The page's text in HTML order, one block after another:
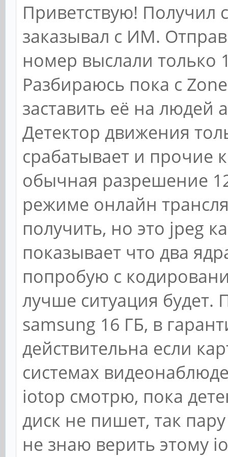
Приветствую! Получил
заказывал с ИМ.
номер выслали только
Разбираюсь пока с
заставить её на людей
Детектор движения
срабатывает и прочие
обычная разрешение
режиме онлайн
получить, но это jpeg
показывает что два
попробую с
лучше ситуация будет.
samsung 16 ГБ, в
действительна если
системах
iotop смотрю, пока
диск не пишет, так
не знаю верить этому